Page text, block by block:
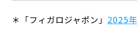
＊「フィガロジャポン」 2025